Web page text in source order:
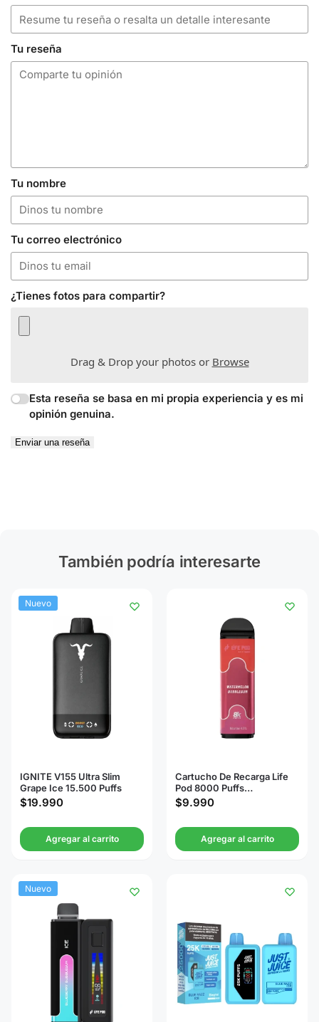
Tu reseña
Tu nombre
Tu correo electrónico
¿Tienes fotos para compartir?
Drag & Drop your photos or Browse
Esta reseña se basa en mi propia experiencia y es mi
opinión genuina.
Enviar una reseña
También podría interesarte
Nuevo
IGNITE V155 Ultra Slim
Grape Ice 15.500 Puffs
$19.990
Agregar al carrito
Cartucho De Recarga Life
Pod 8000 Puffs
Watermelon Bubblegum
$9.990
Agregar al carrito
Nuevo